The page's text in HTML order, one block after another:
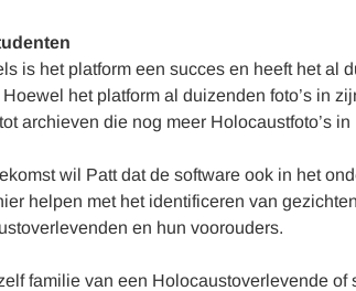
is het platform een succes en heeft het al
het platform al duizenden foto’s in
archieven die nog meer Holocaustfoto’s
wil Patt dat de software ook in het
helpen met het identificeren van
en hun voorouders.
familie van een Holocaustoverlevende of